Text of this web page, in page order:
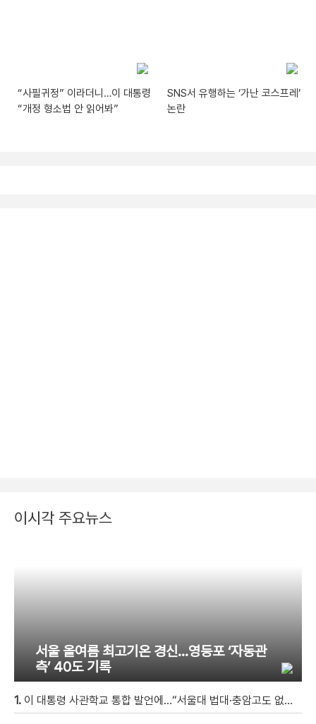
“사필귀정” 이라더니…이 대통령
“개정 형소법 안 읽어봐”
SNS서 유행하는 ‘가난 코스프레’
논란
이시각 주요뉴스
서울 올여름 최고기온 경신…영등포 ‘자동관
측’ 40도 기록
1. 이 대통령 사관학교 통합 발언에…“서울대 법대·충암고도 없애나”